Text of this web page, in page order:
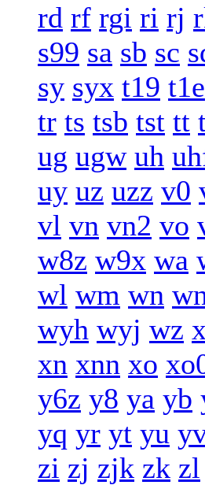
rd rf rgi ri rj
s99 sa sb sc
sy syx t19 t1e
tr ts tsb tst tt
ug ugw uh
uy uz uzz v0
vl vn vn2 vo
w8z w9x wa
wl wm wn
wyh wyj wz
xn xnn xo
y6z y8 ya yb
yq yr yt yu
zi zj zjk zk zl